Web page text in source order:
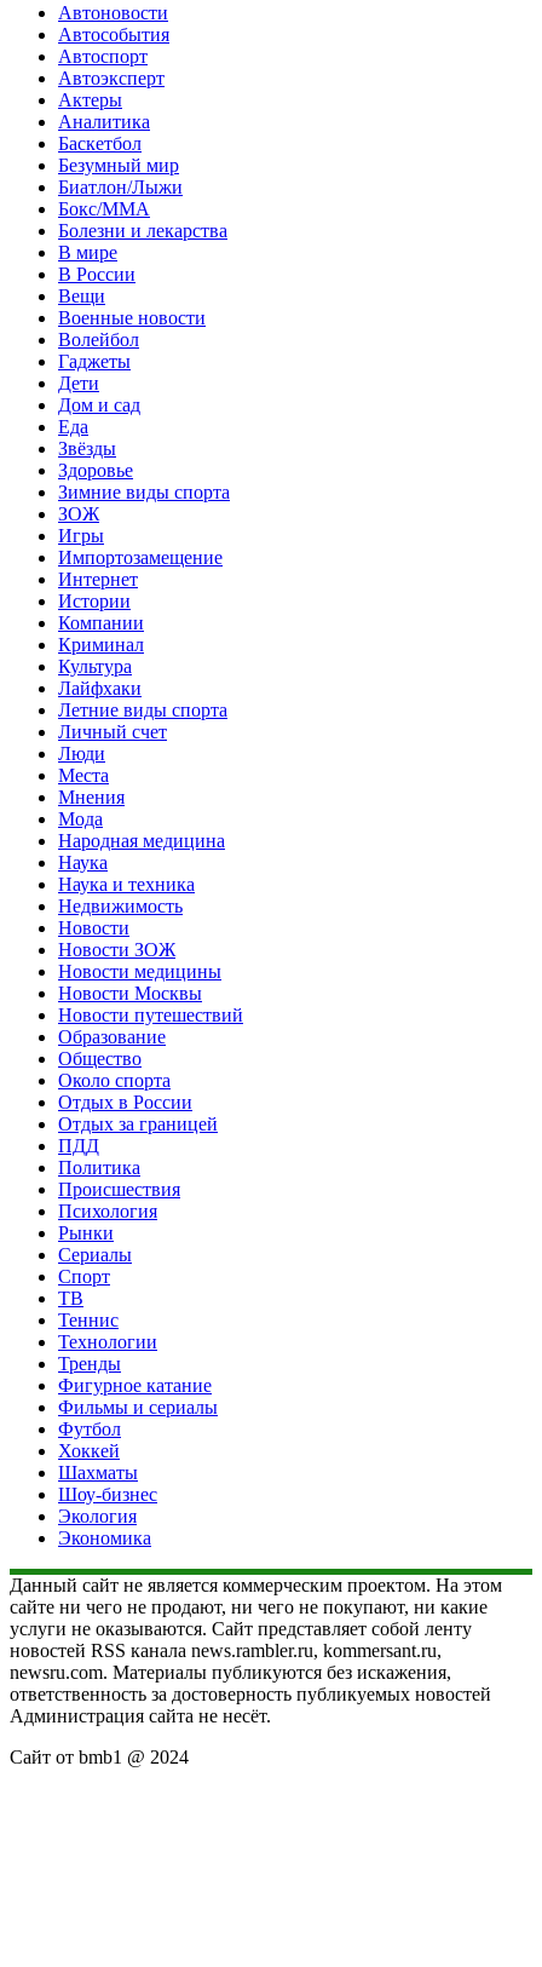
Автоновости
Автособытия
Автоспорт
Автоэксперт
Актеры
Аналитика
Баскетбол
Безумный мир
Биатлон/Лыжи
Бокс/MMA
Болезни и лекарства
В мире
В России
Вещи
Военные новости
Волейбол
Гаджеты
Дети
Дом и сад
Еда
Звёзды
Здоровье
Зимние виды спорта
ЗОЖ
Игры
Импортозамещение
Интернет
Истории
Компании
Криминал
Культура
Лайфхаки
Летние виды спорта
Личный счет
Люди
Места
Мнения
Мода
Народная медицина
Наука
Наука и техника
Недвижимость
Новости
Новости ЗОЖ
Новости медицины
Новости Москвы
Новости путешествий
Образование
Общество
Около спорта
Отдых в России
Отдых за границей
ПДД
Политика
Происшествия
Психология
Рынки
Сериалы
Спорт
ТВ
Теннис
Технологии
Тренды
Фигурное катание
Фильмы и сериалы
Футбол
Хоккей
Шахматы
Шоу-бизнес
Экология
Экономика
Данный сайт не является коммерческим проектом. На этом
сайте ни чего не продают, ни чего не покупают, ни какие
услуги не оказываются. Сайт представляет собой ленту
новостей RSS канала news.rambler.ru, kommersant.ru,
newsru.com. Материалы публикуются без искажения,
ответственность за достоверность публикуемых новостей
Администрация сайта не несёт.
Сайт от bmb1 @ 2024